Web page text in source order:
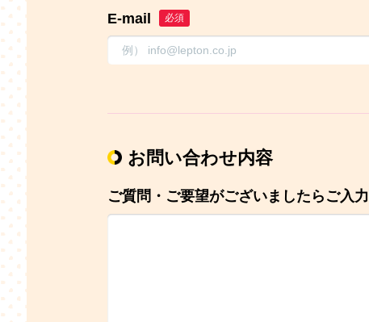
E-mail 必須
お問い合わせ内容
ご質問・ご要望がございましたらご入